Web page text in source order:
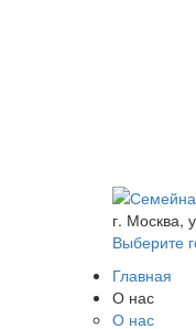
г. Москва,
Выберите
Главная
О нас
О нас